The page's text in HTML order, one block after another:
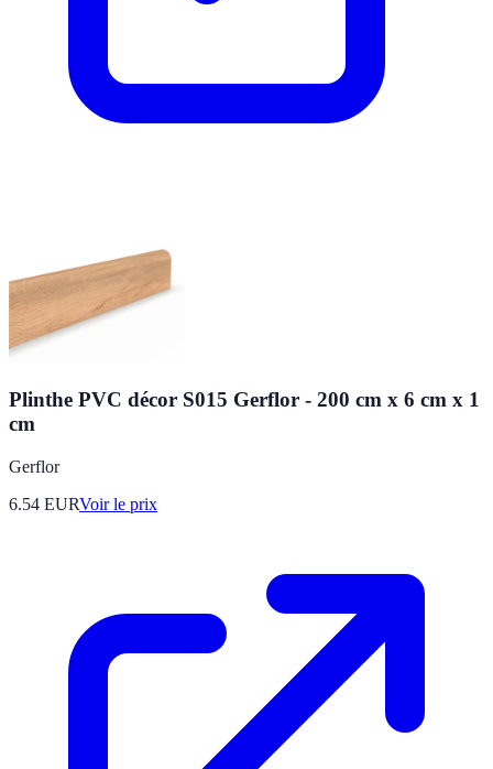
Plinthe PVC décor S015 Gerflor - 200 cm x 6 cm x 1
cm
Gerflor
6.54 EURVoir le prix